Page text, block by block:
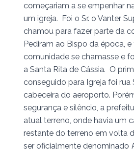
começariam a se empenhar
um igreja. Foi o Sr. o Vanter
chamou para fazer parte da
Pediram ao Bispo da época,
comunidade se chamasse e
a Santa Rita de Cássia. O
conseguido para Igreja foi rua
cabeceira do aeroporto.
segurança e silêncio, a
atual terreno, onde havia um
restante do terreno em volta
ser oficialmente denominado